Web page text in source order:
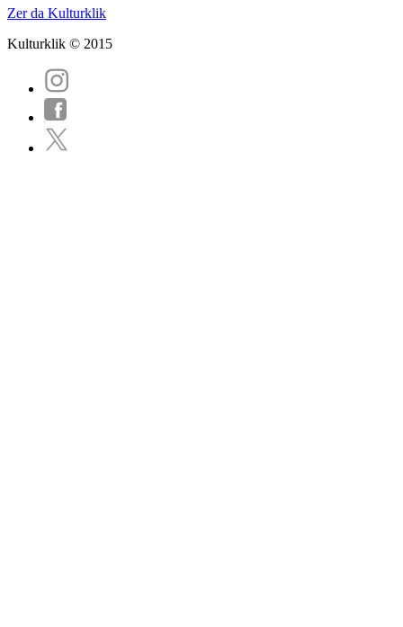
Zer da Kulturklik
Kulturklik © 2015